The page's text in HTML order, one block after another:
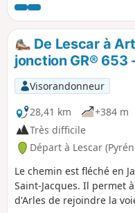
d'Eaux Vives et les
de Franqueville ; le long
Pau, les ruisseaux de
Bouries et l'Ariou Merdé ;
perspectives
Côteaux de Jurançon, les
depuis le Château de Pau
hauteurs du Château de
De Lescar à
jonction GR® 653
Visorandonneur
28,41 km
+384 m
Très difficile
Départ à Lescar
Le chemin est fléché en
Saint-Jacques. Il permet
d'Arles de rejoindre la